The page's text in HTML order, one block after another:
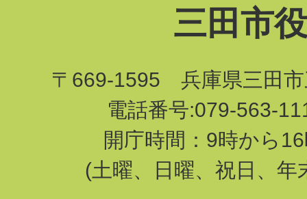
三田市
〒669-1595 兵庫県三田市
電話番号:079-563-
開庁時間：9時から
(土曜、日曜、祝日、年